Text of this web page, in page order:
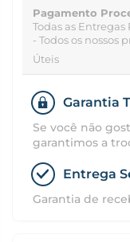
Pagamento
Todas as
- Todos os nossos
Úteis
Garantia
Se você não
garantimos a
Entrega
Garantia de